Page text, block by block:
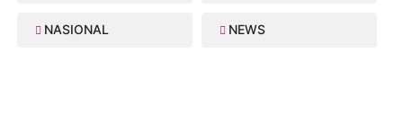
NASIONAL NEWS